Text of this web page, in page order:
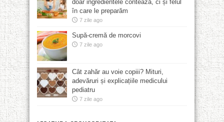
doar ingredientele contează, ci și felul
în care le preparăm
7 zile ago
Supă-cremă de morcovi
7 zile ago
Cât zahăr au voie copiii? Mituri,
adevăruri și explicațiile medicului
pediatru
7 zile ago